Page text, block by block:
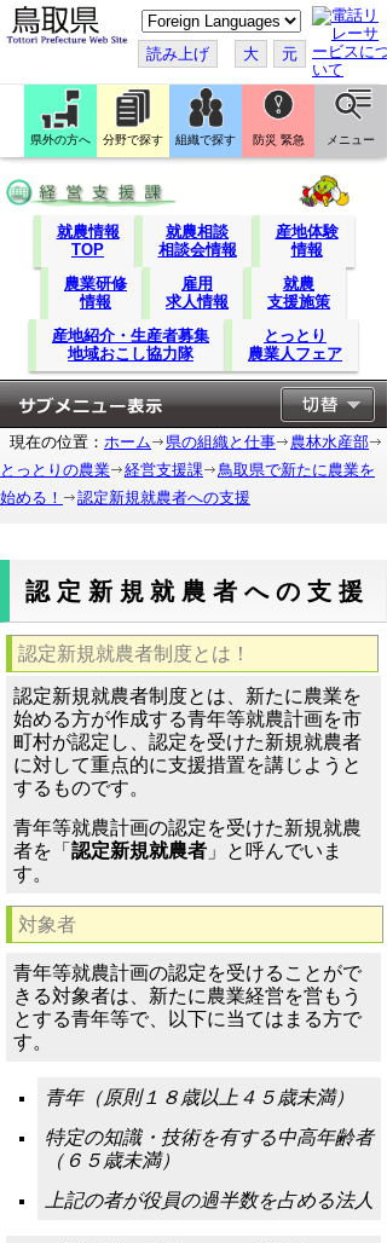
こ
の
ペ
ー
ジ
翻
訳
す
読み上げ 大 元
県外の方へ 分野で探す 組織で探す 防災 緊急 メニュー
就農情報
TOP
就農相談
相談会情報
産地体験
情報
農業研修
情報
雇用
求人情報
就農
支援施策
産地紹介・生産者募集
地域おこし協力隊
とっとり
農業人フェア
現在の位置： ホーム 県の組織と仕事
農林水産部
とっとりの農業
経営支援課
鳥取県で新たに農業を
始める！
認定新規就農者への支援
認定新規就農者への支援
認定新規就農者制度とは！
認定新規就農者制度とは、新たに農業を
始める方が作成する青年等就農計画を市
町村が認定し、認定を受けた新規就農者
に対して重点的に支援措置を講じようと
するものです。
青年等就農計画の認定を受けた新規就農
者を「 認定新規就農者 」と呼んでいま
す。
対象者
青年等就農計画の認定を受けることがで
きる対象者は、新たに農業経営を営もう
とする青年等で、以下に当てはまる方で
す。
青年（原則１８歳以上４５歳未満）
特定の知識・技術を有する中高年齢者
（６５歳未満）
上記の者が役員の過半数を占める法人